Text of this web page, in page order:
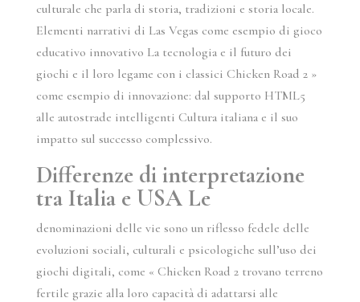
culturale che parla di storia, tradizioni e storia locale.
Elementi narrativi di Las Vegas come esempio di gioco
educativo innovativo La tecnologia e il futuro dei
giochi e il loro legame con i classici Chicken Road 2 »
come esempio di innovazione: dal supporto HTML5
alle autostrade intelligenti Cultura italiana e il suo
impatto sul successo complessivo.
Differenze di interpretazione
tra Italia e USA Le
denominazioni delle vie sono un riflesso fedele delle
evoluzioni sociali, culturali e psicologiche sull’uso dei
giochi digitali, come « Chicken Road 2 trovano terreno
fertile grazie alla loro capacità di adattarsi alle